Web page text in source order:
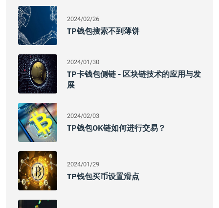
2024/02/26
TP钱包搜索不到薄饼
2024/01/30
TP卡钱包侧链 - 区块链技术的应用与发
展
2024/02/03
TP钱包OK链如何进行交易？
2024/01/29
TP钱包买币设置滑点